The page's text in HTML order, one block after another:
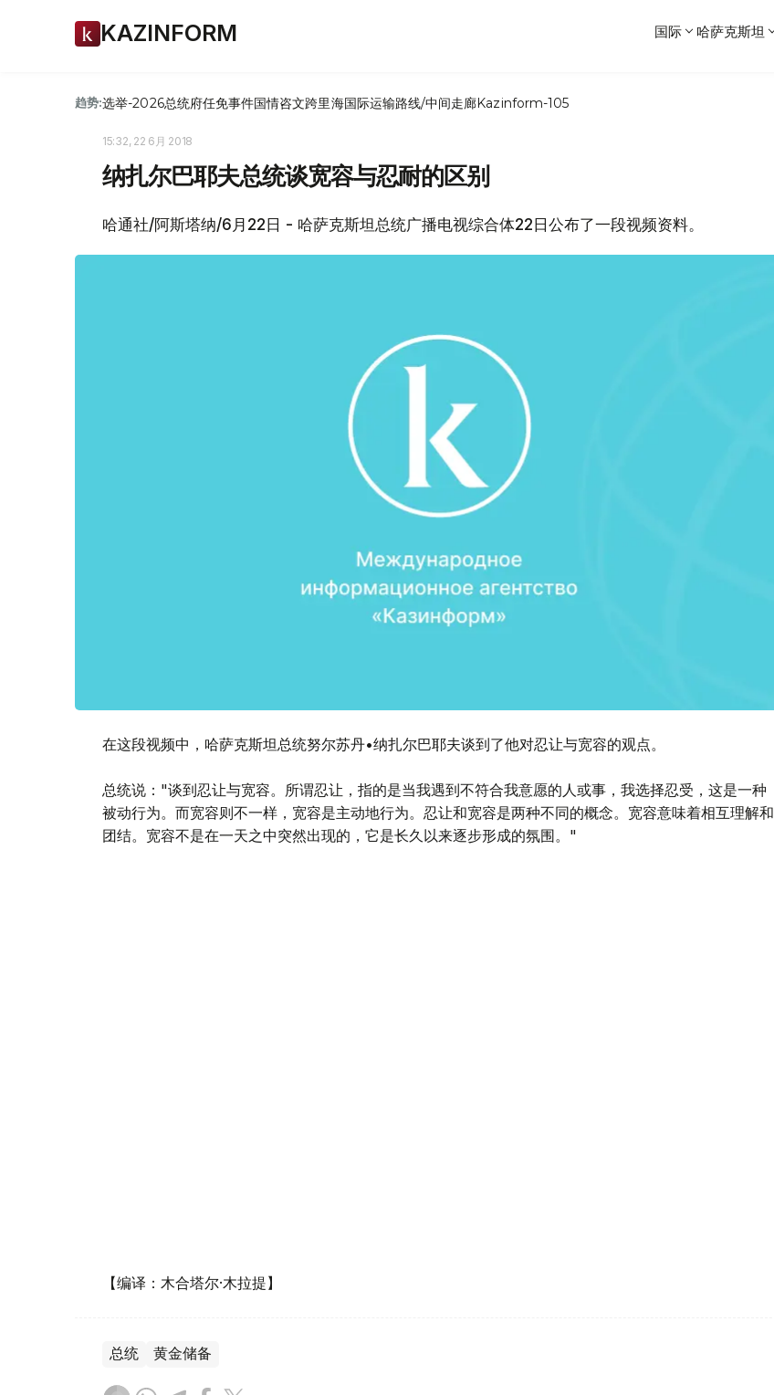
KAZINFORM 国际 哈萨克斯坦
趋势:选举-2026总统府任免事件国情咨文跨里海国际运输路线/中间走廊Kazinform-105
15:32, 22 6月 2018
纳扎尔巴耶夫总统谈宽容与忍耐的区别
哈通社/阿斯塔纳/6月22日 - 哈萨克斯坦总统广播电视综合体22日公布了一段视频资料。
在这段视频中，哈萨克斯坦总统努尔苏丹•纳扎尔巴耶夫谈到了他对忍让与宽容的观点。
总统说："谈到忍让与宽容。所谓忍让，指的是当我遇到不符合我意愿的人或事，我选择忍受，这是一种
被动行为。而宽容则不一样，宽容是主动地行为。忍让和宽容是两种不同的概念。宽容意味着相互理解和
团结。宽容不是在一天之中突然出现的，它是长久以来逐步形成的氛围。"
【编译：木合塔尔·木拉提】
总统 黄金储备